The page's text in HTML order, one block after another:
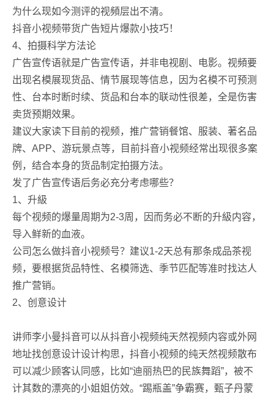
为什么现如今测评的视頻层出不清。
抖音小视频带货广告短片爆款小技巧！
4、拍摄科学方法论
广告宣传语就是广告宣传语，并非电视剧、电影。视頻要
出现名模展现货品、情节展现等信息，因为名模不可预测
性、台本时断时续、货品和台本的联动性很差，全是伤害
卖货预期效果。
建议大家读下目前的视频，推广营销餐馆、服装、著名品
牌、APP、游玩景点等，目前抖音小视频经常出现很多案
例，结合本身的货品制定拍摄方法。
发了广告宣传语后务必充分考虑哪些？
1、升級
每个视频的爆量周期为2-3周，因而务必不断的升級内容，
导入鲜新的血液。
公司怎么做抖音小视频号？建议1-2天总有那条成品茶视
频，要根据货品特性、名模筛选、季节匹配等准时找达人
推广营销。
2、创意设计
讲师李小曼抖音可以从抖音小视频纯天然视频内容或外网
地址找创意设计设计构思，抖音小视频的纯天然视频散布
可以减少顾客认同感，比如“迪丽热巴的民族舞蹈”，被不
计其数的漂亮的小姐姐仿效。“踢瓶盖”争霸赛，甄子丹蒙